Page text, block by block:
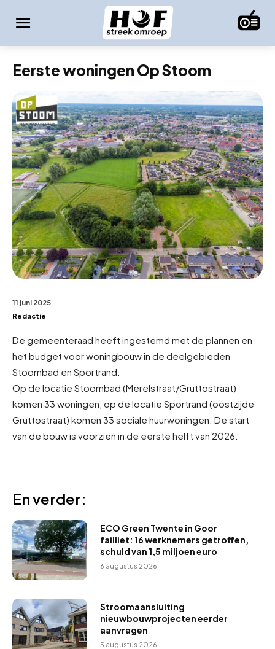
Eerste woningen Op Stoom
11 juni 2025
Redactie
De gemeenteraad heeft ingestemd met de plannen en
het budget voor woningbouw in de deelgebieden
Stoombad en Sportrand.
Op de locatie Stoombad (Merelstraat/Gruttostraat)
komen 33 woningen, op de locatie Sportrand (oostzijde
Gruttostraat) komen 33 sociale huurwoningen. De start
van de bouw is voorzien in de eerste helft van 2026.
En verder:
ECO Green Twente in Goor
failliet: 16 werknemers getroffen,
schuld van 1,5 miljoen euro
6 augustus 2026
Stroomaansluiting
nieuwbouwprojecten eerder
aanvragen
5 augustus 2026